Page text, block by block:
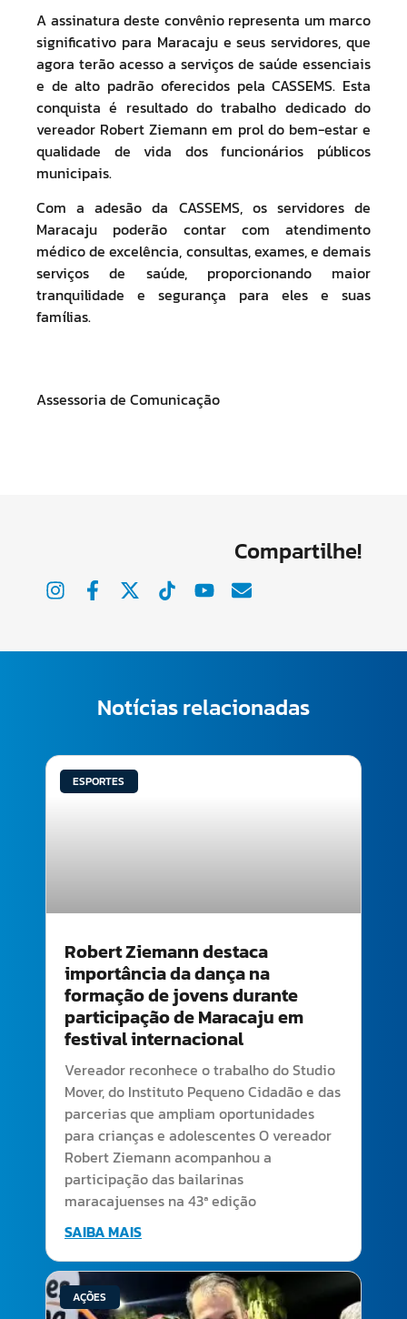
A assinatura deste convênio representa um marco
significativo para Maracaju e seus servidores, que
agora terão acesso a serviços de saúde essenciais
e de alto padrão oferecidos pela CASSEMS. Esta
conquista é resultado do trabalho dedicado do
vereador Robert Ziemann em prol do bem-estar e
qualidade de vida dos funcionários públicos
municipais.
Com a adesão da CASSEMS, os servidores de
Maracaju poderão contar com atendimento
médico de excelência, consultas, exames, e demais
serviços de saúde, proporcionando maior
tranquilidade e segurança para eles e suas
famílias.
Assessoria de Comunicação
Compartilhe!
Notícias relacionadas
ESPORTES
Robert Ziemann destaca
importância da dança na
formação de jovens durante
participação de Maracaju em
festival internacional
Vereador reconhece o trabalho do Studio
Mover, do Instituto Pequeno Cidadão e das
parcerias que ampliam oportunidades
para crianças e adolescentes O vereador
Robert Ziemann acompanhou a
participação das bailarinas
maracajuenses na 43ª edição
SAIBA MAIS
AÇÕES